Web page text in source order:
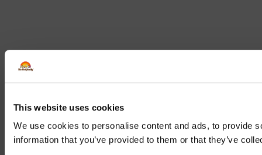
This website uses cookies
We use cookies to personalise content and ads, to provide
information that you’ve provided to them or that they’ve